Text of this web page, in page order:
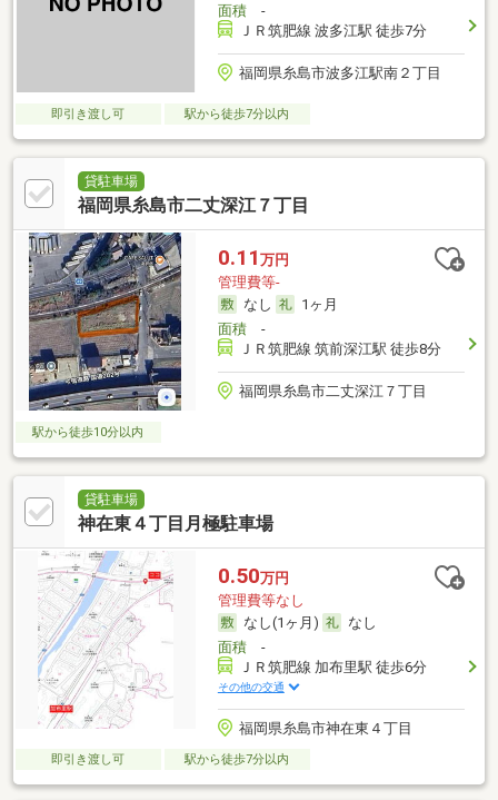
面積-
ＪＲ筑肥線 波多江駅 徒歩7分
福岡県糸島市波多江駅南２丁目
即引き渡し可 駅から徒歩7分以内
貸駐車場
福岡県糸島市二丈深江７丁目
0.11 万円
管理費等-
なし
1ヶ月
面積-
ＪＲ筑肥線 筑前深江駅 徒歩8分
福岡県糸島市二丈深江７丁目
駅から徒歩10分以内
貸駐車場
神在東４丁目月極駐車場
0.50万円
管理費等なし
なし(1ヶ月)
なし
面積-
ＪＲ筑肥線 加布里駅 徒歩6分
その他の交通
福岡県糸島市神在東４丁目
即引き渡し可 駅から徒歩7分以内